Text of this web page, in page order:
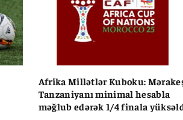
Afrika Millətlər Kuboku:
Tanzaniyanı minimal hesabla
məğlub edərək 1/4 finala